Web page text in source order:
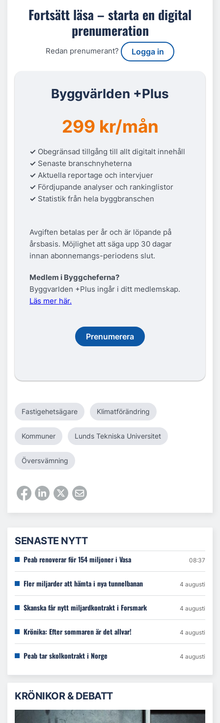
Fortsätt läsa – starta en digital
prenumeration
Redan prenumerant? Logga in
Byggvärlden +Plus
299 kr/mån
✓ Obegränsad tillgång till allt digitalt innehåll
✓ Senaste branschnyheterna
✓ Aktuella reportage och intervjuer
✓ Fördjupande analyser och rankinglistor
✓ Statistik från hela byggbranschen
Avgiften betalas per år och är löpande på
årsbasis. Möjlighet att säga upp 30 dagar
innan abonnemangs-periodens slut.
Medlem i Byggcheferna?
Byggvarlden +Plus ingår i ditt medlemskap.
Läs mer här.
Prenumerera
Fastigehetsägare Klimatförändring
Kommuner Lunds Tekniska Universitet
Översvämning
SENASTE NYTT
Peab renoverar för 154 miljoner i Vasa 08:37
Fler miljarder att hämta i nya tunnelbanan 4 augusti
Skanska får nytt miljardkontrakt i Forsmark 4 augusti
Krönika: Efter sommaren är det allvar! 4 augusti
Peab tar skolkontrakt i Norge 4 augusti
KRÖNIKOR & DEBATT